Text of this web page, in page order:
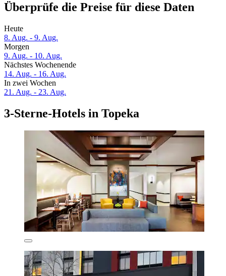
Überprüfe die Preise für diese Daten
Heute
8. Aug. - 9. Aug.
Morgen
9. Aug. - 10. Aug.
Nächstes Wochenende
14. Aug. - 16. Aug.
In zwei Wochen
21. Aug. - 23. Aug.
3-Sterne-Hotels in Topeka